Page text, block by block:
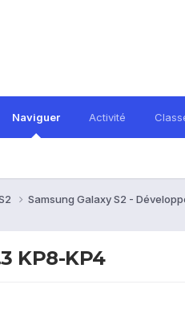
Naviguer Activité
Samsung Galaxy S2 -
KP8-KP4